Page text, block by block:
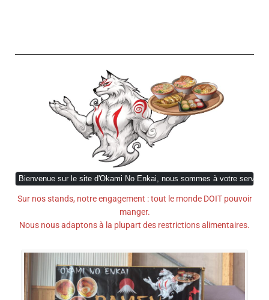
Bienvenue sur le site d'Okami No Enkai, nous sommes à votre service.
Sur nos stands, notre engagement : tout le monde DOIT pouvoir
manger.
Nous nous adaptons à la plupart des restrictions alimentaires.